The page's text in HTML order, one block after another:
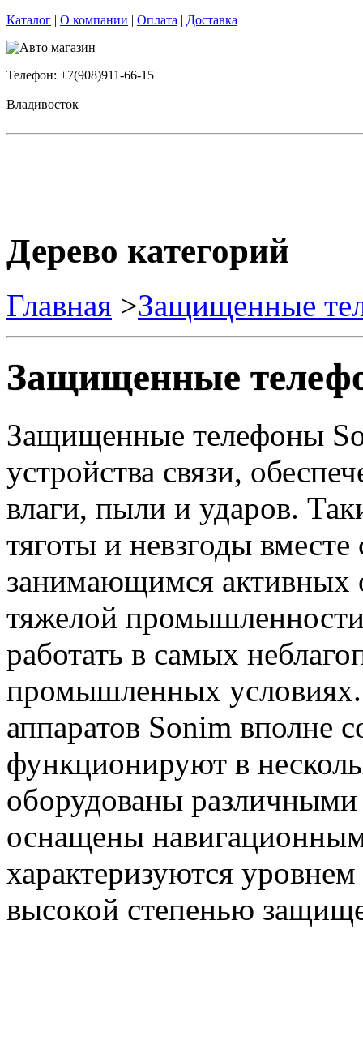
Каталог | О компании | Оплата | Доставка
Телефон: +7(908)911-66-15
Владивосток
Дерево категорий
Главная >Защищенные
Защищенные
Защищенные телефоны
устройства связи,
влаги, пыли и ударов.
тяготы и невзгоды
занимающимся
тяжелой
работать в самых
промышленных
аппаратов Sonim вполне
функционируют в
оборудованы
оснащены
характеризуются
высокой степенью